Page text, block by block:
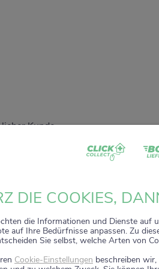
Kunde,
Sie unser digitales
ZACK+DA!
sehr gefreut, Sie auf diesem Weg
wird zum 15. Januar 2026
2026 stehen die Online-
mehr zur Verfügung.
weiterhin persönlich für Sie da.
wie gewohnt kompetente
DIE COOKIES,
die Informationen und Dienste auf
auf Ihre Bedürfnisse anpassen. Zu
Sie selbst, welche Arten von
Cookie-Einstellungen beschreiben